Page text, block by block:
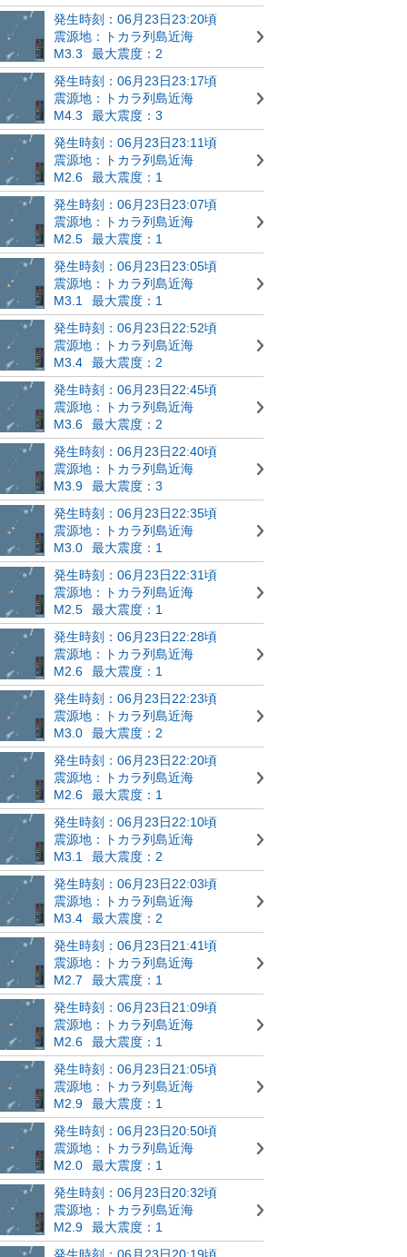
発生時刻：06月23日23:20頃
震源地：トカラ列島近海
M3.3
最大震度：2
発生時刻：06月23日23:17頃
震源地：トカラ列島近海
M4.3
最大震度：3
発生時刻：06月23日23:11頃
震源地：トカラ列島近海
M2.6
最大震度：1
発生時刻：06月23日23:07頃
震源地：トカラ列島近海
M2.5
最大震度：1
発生時刻：06月23日23:05頃
震源地：トカラ列島近海
M3.1
最大震度：1
発生時刻：06月23日22:52頃
震源地：トカラ列島近海
M3.4
最大震度：2
発生時刻：06月23日22:45頃
震源地：トカラ列島近海
M3.6
最大震度：2
発生時刻：06月23日22:40頃
震源地：トカラ列島近海
M3.9
最大震度：3
発生時刻：06月23日22:35頃
震源地：トカラ列島近海
M3.0
最大震度：1
発生時刻：06月23日22:31頃
震源地：トカラ列島近海
M2.5
最大震度：1
発生時刻：06月23日22:28頃
震源地：トカラ列島近海
M2.6
最大震度：1
発生時刻：06月23日22:23頃
震源地：トカラ列島近海
M3.0
最大震度：2
発生時刻：06月23日22:20頃
震源地：トカラ列島近海
M2.6
最大震度：1
発生時刻：06月23日22:10頃
震源地：トカラ列島近海
M3.1
最大震度：2
発生時刻：06月23日22:03頃
震源地：トカラ列島近海
M3.4
最大震度：2
発生時刻：06月23日21:41頃
震源地：トカラ列島近海
M2.7
最大震度：1
発生時刻：06月23日21:09頃
震源地：トカラ列島近海
M2.6
最大震度：1
発生時刻：06月23日21:05頃
震源地：トカラ列島近海
M2.9
最大震度：1
発生時刻：06月23日20:50頃
震源地：トカラ列島近海
M2.0
最大震度：1
発生時刻：06月23日20:32頃
震源地：トカラ列島近海
M2.9
最大震度：1
発生時刻：06月23日20:19頃